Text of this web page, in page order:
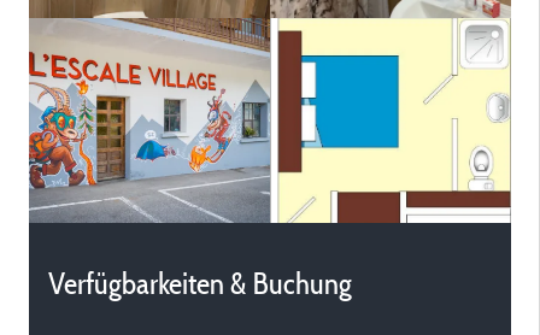
Verfügbarkeiten & Buchung